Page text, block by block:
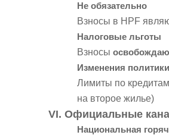
Не обязательно
Взносы в HPF
Налоговые льготы
Взносы
Изменения политики
Лимиты по
на второе жилье)
VI. Официальные
Национальная